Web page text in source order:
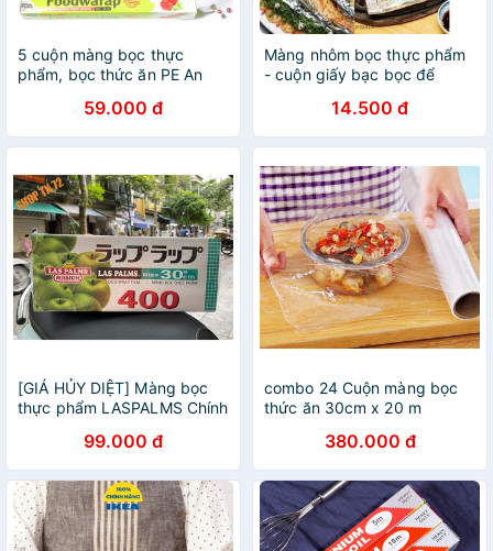
5 cuộn màng bọc thực
phẩm, bọc thức ăn PE An
59.000 đ
Màng nhôm bọc thực phẩm
- cuộn giấy bạc bọc để
14.500 đ
[GIÁ HỦY DIỆT] Màng bọc
thực phẩm LASPALMS Chính
99.000 đ
combo 24 Cuộn màng bọc
thức ăn 30cm x 20 m
380.000 đ